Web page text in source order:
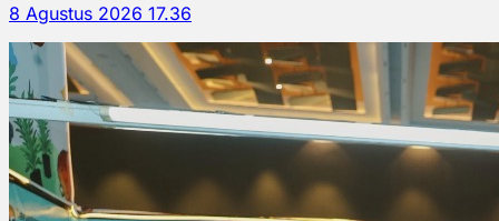
8 Agustus 2026 17.36